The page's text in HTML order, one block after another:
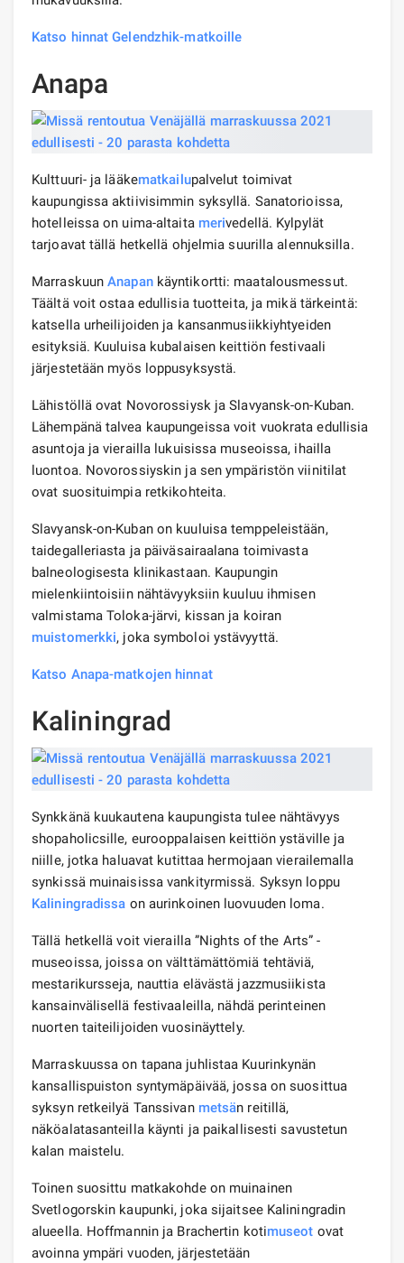
Katso hinnat Gelendzhik-matkoille
Anapa
Kulttuuri- ja lääkematkailupalvelut toimivat
kaupungissa aktiivisimmin syksyllä. Sanatorioissa,
hotelleissa on uima-altaita merivedellä. Kylpylät
tarjoavat tällä hetkellä ohjelmia suurilla alennuksilla.
MarraskuunAnapankäyntikortti: maatalousmessut.
Täältä voit ostaa edullisia tuotteita, ja mikä tärkeintä:
katsella urheilijoiden ja kansanmusiikkiyhtyeiden
esityksiä. Kuuluisa kubalaisen keittiön festivaali
järjestetään myös loppusyksystä.
Lähistöllä ovat Novorossiysk ja Slavyansk-on-Kuban.
Lähempänä talvea kaupungeissa voit vuokrata edullisia
asuntoja ja vierailla lukuisissa museoissa, ihailla
luontoa. Novorossiyskin ja sen ympäristön viinitilat
ovat suosituimpia retkikohteita.
Slavyansk-on-Kuban on kuuluisa temppeleistään,
taidegalleriasta ja päiväsairaalana toimivasta
balneologisesta klinikastaan. Kaupungin
mielenkiintoisiin nähtävyyksiin kuuluu ihmisen
valmistama Toloka-järvi, kissan ja koiran
muistomerkki, joka symboloi ystävyyttä.
Katso Anapa-matkojen hinnat
Kaliningrad
Synkkänä kuukautena kaupungista tulee nähtävyys
shopaholicsille, eurooppalaisen keittiön ystäville ja
niille, jotka haluavat kutittaa hermojaan vierailemalla
synkissä muinaisissa vankityrmissä. Syksyn loppu
Kaliningradissa on aurinkoinen luovuuden loma.
Tällä hetkellä voit vierailla ”Nights of the Arts” -
museoissa, joissa on välttämättömiä tehtäviä,
mestarikursseja, nauttia elävästä jazzmusiikista
kansainvälisellä festivaaleilla, nähdä perinteinen
nuorten taiteilijoiden vuosinäyttely.
Marraskuussa on tapana juhlistaa Kuurinkynän
kansallispuiston syntymäpäivää, jossa on suosittua
syksyn retkeilyä Tanssivan metsän reitillä,
näköalatasanteilla käynti ja paikallisesti savustetun
kalan maistelu.
Toinen suosittu matkakohde on muinainen
Svetlogorskin kaupunki, joka sijaitsee Kaliningradin
alueella. Hoffmannin ja Brachertin kotimuseot ovat
avoinna ympäri vuoden, järjestetään